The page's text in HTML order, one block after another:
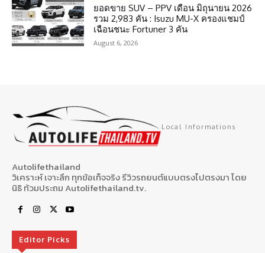
ยอดขาย SUV – PPV เดือน มิถุนายน 2026
รวม 2,983 คัน : Isuzu MU-X ครองแชมป์
เฉือนชนะ Fortuner 3 คัน
August 6, 2026
Local Informations
Autolifethailand
วิเคราะห์ เจาะลึก ทุกข้อเท็จจริง รีวิวรถยนต์แบบตรงไปตรงมา โดย
นิธิ ท้วมประถม Autolifethailand.tv.
Editor Picks